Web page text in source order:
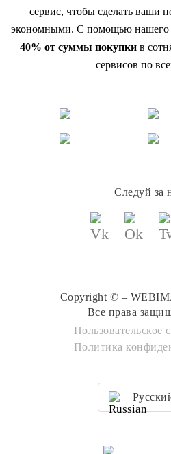
сервис, чтобы сделать ваши
экономными. С помощью нашего
40% от суммы покупкив
сервисов по
Следуй за
Copyright © –
Все права
Пользовательское
Политика